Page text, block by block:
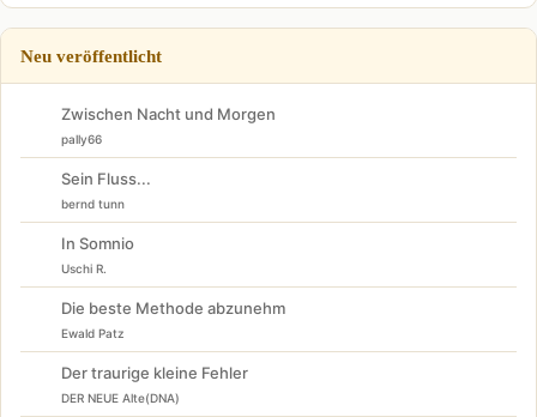
Neu veröffentlicht
Zwischen Nacht und Morgen
pally66
Sein Fluss...
bernd tunn
In Somnio
Uschi R.
Die beste Methode abzunehm
Ewald Patz
Der traurige kleine Fehler
DER NEUE Alte(DNA)